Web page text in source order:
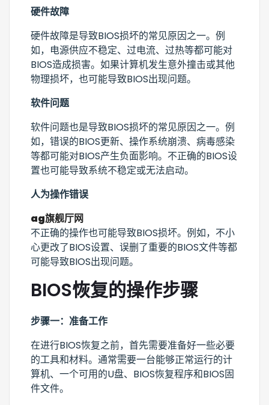
硬件故障
硬件故障是导致BIOS损坏的常见原因之一。例
如，电源供应不稳定、过电流、过热等都可能对
BIOS造成损害。如果计算机发生意外撞击或其他
物理损坏，也可能导致BIOS出现问题。
软件问题
软件问题也是导致BIOS损坏的常见原因之一。例
如，错误的BIOS更新、操作系统崩溃、病毒感染
等都可能对BIOS产生负面影响。不正确的BIOS设
置也可能导致系统不稳定或无法启动。
人为操作错误
ag旗舰厅网
不正确的操作也可能导致BIOS损坏。例如，不小
心更改了BIOS设置、误删了重要的BIOS文件等都
可能导致BIOS出现问题。
BIOS恢复的操作步骤
步骤一：准备工作
在进行BIOS恢复之前，首先需要准备好一些必要
的工具和材料。通常需要一台能够正常运行的计
算机、一个可用的U盘、BIOS恢复程序和BIOS固
件文件。